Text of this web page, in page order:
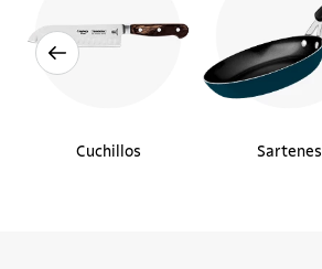
Cuchillos Sartenes